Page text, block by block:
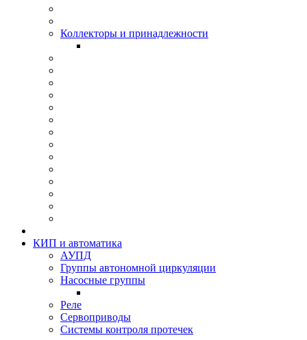
Коллекторы и принадлежности
КИП и автоматика
АУПД
Группы автономной циркуляции
Насосные группы
Реле
Сервоприводы
Системы контроля протeчек